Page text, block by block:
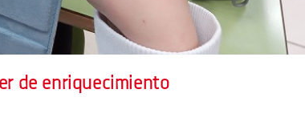
de enriquecimiento